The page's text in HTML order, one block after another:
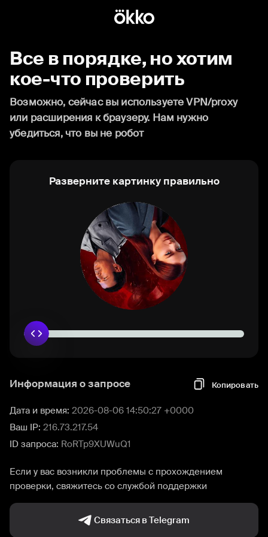
Все в порядке, но хотим
кое-что проверить
Возможно, сейчас вы используете VPN/proxy
или расширения к браузеру. Нам нужно
убедиться, что вы не робот
Разверните картинку правильно
Информация о запросе Копировать
Дата и время: 2026-08-06 14:50:27 +0000
Ваш IP: 216.73.217.54
ID запроса: RoRTp9XUWuQ1
Если у вас возникли проблемы с прохождением
проверки, свяжитесь со службой поддержки
Связаться в Telegram